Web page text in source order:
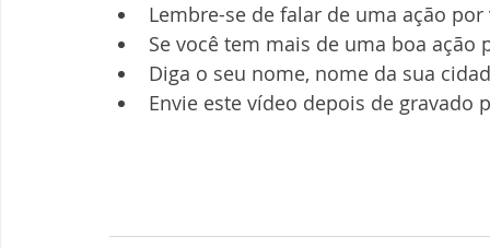
Lembre-se de falar de uma ação por
Se você tem mais de uma boa
Diga o seu nome, nome da sua
Envie este vídeo depois de gravado